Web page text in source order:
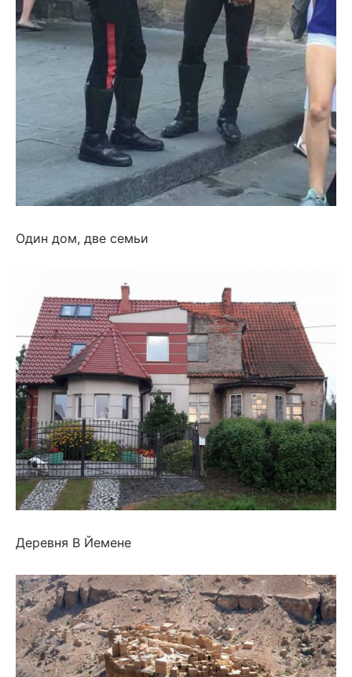
Один дом, две семьи
Деревня В Йемене